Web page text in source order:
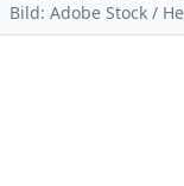
Bild: Adobe Stock /